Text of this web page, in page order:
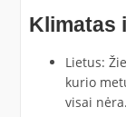
Klimatas
Lietus:
kurio
visai nėra.